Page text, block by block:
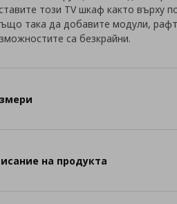
този TV шкаф както върху
така да добавите модули,
са безкрайни.
на продукта